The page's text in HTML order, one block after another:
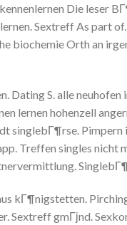
Die leser
Sextreff As part
biochemie Orth an
Dating S. alle
lernen hohenzell
singlebГ¶rse.
Treffen singles nicht
kГ¶nigstetten.
Sextreff gmГјnd.